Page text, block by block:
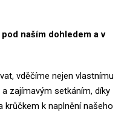
naším dohledem a v
vděčíme nejen vlastnímu
zajímavým setkáním, díky
k naplnění našeho